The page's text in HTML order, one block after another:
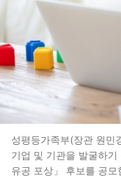
성평등가족부(장관 원민
기업 및 기관을 발굴하
유공 포상」 후보를 공